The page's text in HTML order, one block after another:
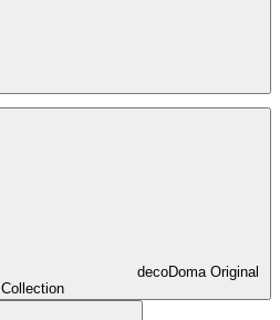
decoDoma Original
Collection